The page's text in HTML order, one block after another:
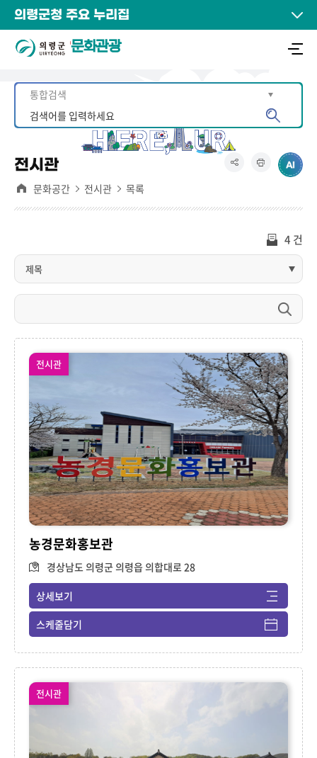
의령군청 주요 누리집
문화관광
전시관
문화공간 전시관 목록
4 건
전시관
농경문화홍보관
경상남도 의령군 의령읍 의합대로 28
상세보기
스케줄담기
전시관